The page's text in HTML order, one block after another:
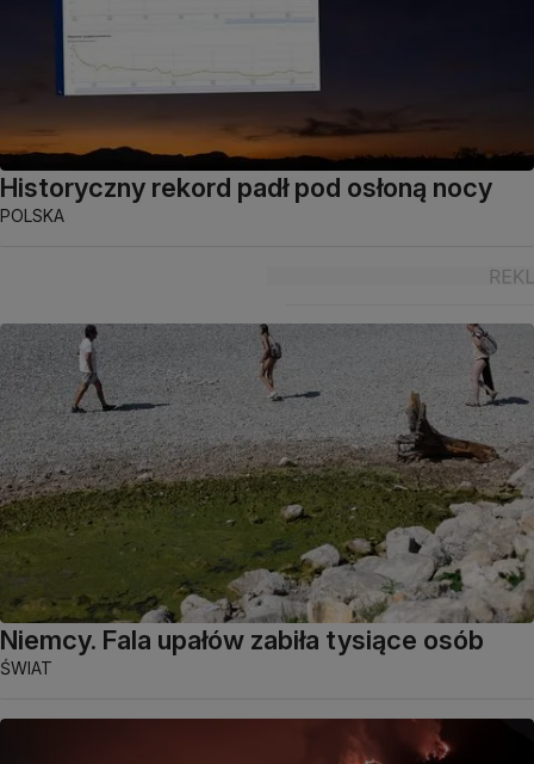
Historyczny rekord padł pod osłoną nocy
POLSKA
Niemcy. Fala upałów zabiła tysiące osób
ŚWIAT